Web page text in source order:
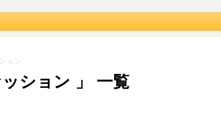
ョン
ッション 」 一覧